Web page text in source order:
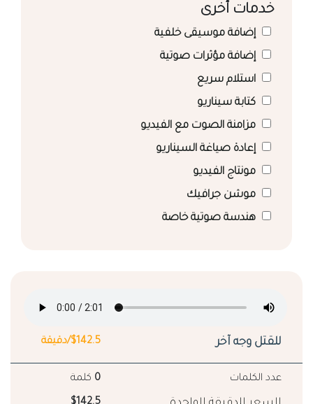
خدمات أخرى
إضافة موسيقى خلفية
إضافة مؤثرات صوتية
استلام سريع
كتابة سيناريو
مزامنة الصوت مع الفيديو
إعادة صياغة السيناريو
مونتاج الفيديو
موشن جرافيك
هندسة صوتية خاصة
للقتل وجه آخر $142.5/دقيقة
عدد الكلمات 0 كلمة